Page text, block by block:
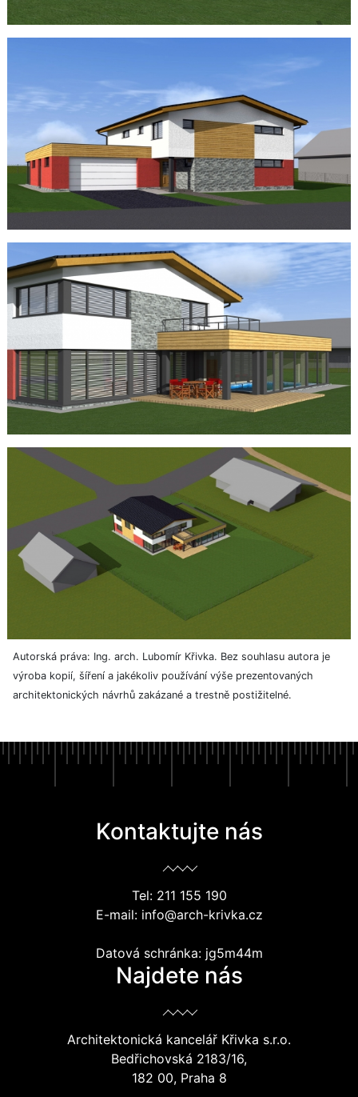
Autorská práva: Ing. arch. Lubomír Křivka. Bez souhlasu autora je
výroba kopií, šíření a jakékoliv používání výše prezentovaných
architektonických návrhů zakázané a trestně postižitelné.
Kontaktujte nás
Tel: 211 155 190
E-mail: info@arch-krivka.cz
Datová schránka: jg5m44m
Najdete nás
Architektonická kancelář Křivka s.r.o.
Bedřichovská 2183/16,
182 00, Praha 8